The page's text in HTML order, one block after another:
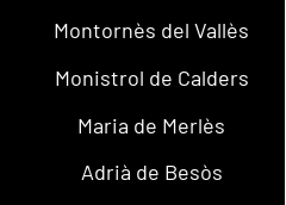
Montornès del Vallès
Monistrol de Calders
Maria de Merlès
Adrià de Besòs